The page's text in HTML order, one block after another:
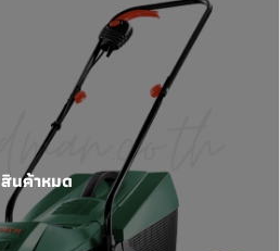
สินค้าหมด